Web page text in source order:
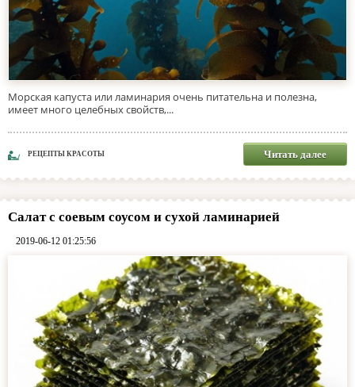
Морская капуста или ламинария очень питательна и полезна,
имеет много целебных свойств,...
РЕЦЕПТЫ КРАСОТЫ Читать далее
Салат с соевым соусом и сухой ламинарией
2019-06-12 01:25:56